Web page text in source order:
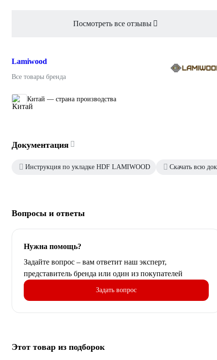
Посмотреть все отзывы
Lamiwood
Все товары бренда
Китай — страна производства
Документация
Инструкция по укладке HDF LAMIWOOD Скачать всю
Вопросы и ответы
Нужна помощь?
Задайте вопрос – вам ответит наш эксперт,
представитель бренда или один из покупателей
Задать вопрос
Этот товар из подборок